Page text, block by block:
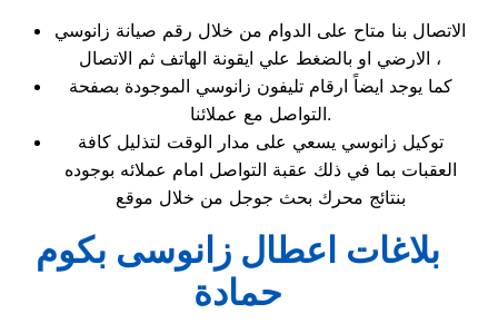
الاتصال بنا متاح على الدوام من خلال رقم صيانة زانوسي
الارضي او بالضغط علي ايقونة الهاتف ثم الاتصال ،
كما يوجد ايضاً ارقام تليفون زانوسي الموجودة بصفحة
التواصل مع عملائنا.
توكيل زانوسي يسعي على مدار الوقت لتذليل كافة
العقبات بما في ذلك عقبة التواصل امام عملائه بوجوده
بنتائج محرك بحث جوجل من خلال موقع
بلاغات اعطال زانوسى بكوم
حمادة